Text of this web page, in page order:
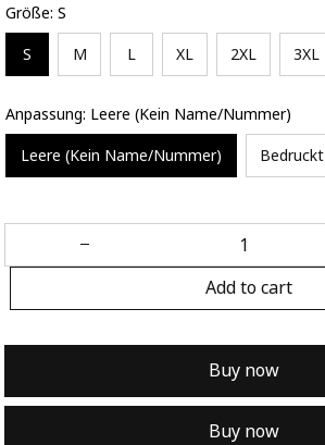
Größe: S
S M L XL 2XL 3XL
Anpassung: Leere (Kein Name/Nummer)
Leere (Kein Name/Nummer) Bedruckt
Add to cart
Buy now
Buy now